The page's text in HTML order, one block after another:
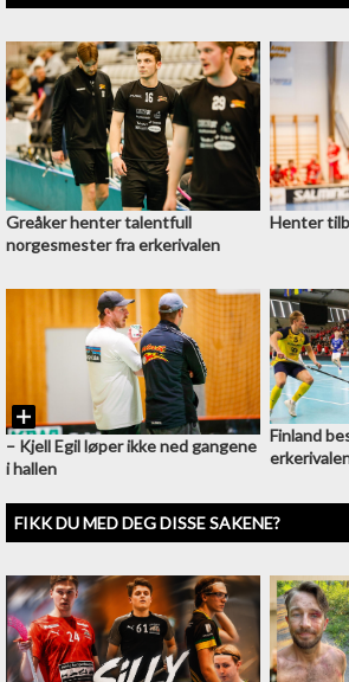
Greåker henter talentfull
norgesmester fra erkerivalen
Henter
– Kjell Egil løper ikke ned gangene
i hallen
Finland
FIKK DU MED DEG DISSE SAKENE?